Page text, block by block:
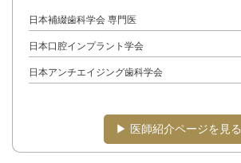
日本補綴歯科学会 専門医
日本口腔インプラント学会
日本アンチエイジング歯科学会
▶︎ 医師紹介ページを見る